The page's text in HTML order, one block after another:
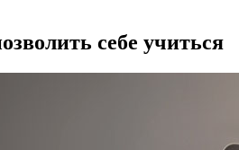
себе учиться